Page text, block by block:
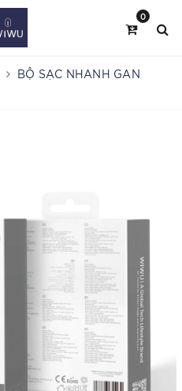
0
BỘ SẠC NHANH GAN